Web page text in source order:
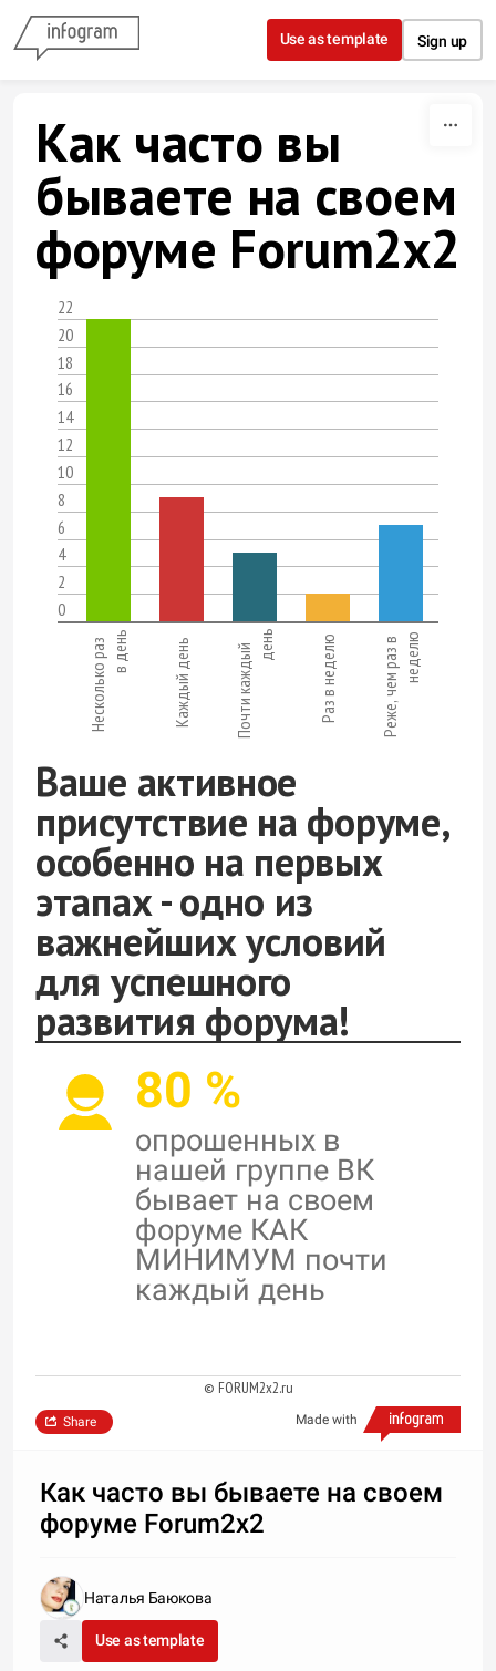
Skip to content
Use as template Sign up
Как часто вы
бываете на своем
форуме Forum2x2
22
20
18
16
14
12
10
8
6
4
2
0
Несколько раз в день Каждый день Почти каждый день Раз в неделю Реже, чем раз внеделю
Ваше активное
присутствие на форуме,
особенно на первых
этапах - одно из
важнейших условий
для успешного
развития форума!
80 %
опрошенных в
нашей группе ВК
бывает на своем
форуме КАК
МИНИМУМ почти
каждый день
© FORUM2x2.ru
Made with
Share
Как часто вы бываете на своем
форуме Forum2x2
Наталья Баюкова
Use as template